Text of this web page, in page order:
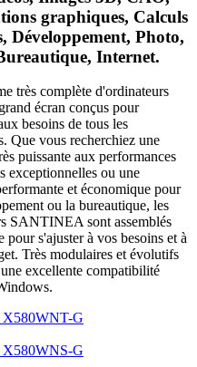
graphiques, Calculs
Développement, Photo,
Internet.
très complète d'ordinateurs
écran conçus pour
besoins de tous les
Que vous recherchiez une
puissante aux performances
exceptionnelles ou une
et économique pour
ou la bureautique, les
SANTINEA sont assemblés
pour s'ajuster à vos besoins et à
Très modulaires et évolutifs
excellente compatibilité
G
G